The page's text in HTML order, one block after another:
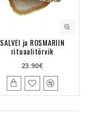
SALVEI ja ROSMARIIN
rituaalitõrvik
23.90€